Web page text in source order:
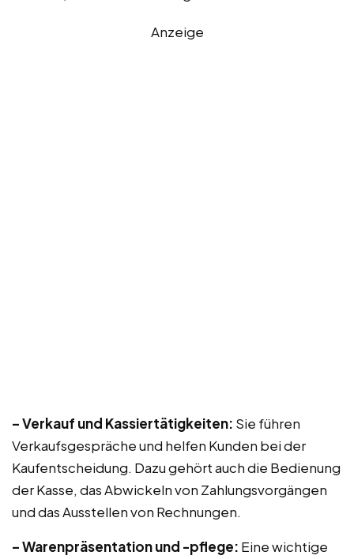
Anzeige
– Verkauf und Kassiertätigkeiten: Sie führen
Verkaufsgespräche und helfen Kunden bei der
Kaufentscheidung. Dazu gehört auch die Bedienung
der Kasse, das Abwickeln von Zahlungsvorgängen
und das Ausstellen von Rechnungen.
– Warenpräsentation und -pflege: Eine wichtige